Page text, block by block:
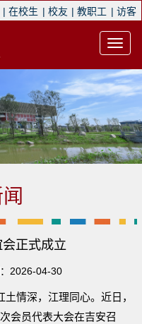
| 在校生 | 校友 | 教职工 | 访客
正式成立
2026-04-30
情深，江理同心。近日，
会员代表大会在吉安召